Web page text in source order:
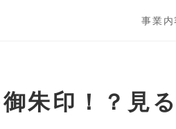
事業内
朱印！？見